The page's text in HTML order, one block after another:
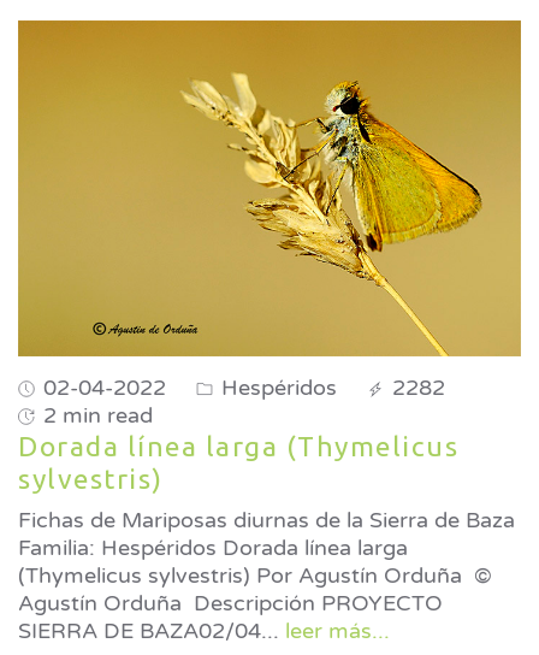
02-04-2022 Hespéridos
2282
2 min read
Dorada línea larga (Thymelicus
sylvestris)
Fichas de Mariposas diurnas de la Sierra de Baza
Familia: Hespéridos Dorada línea larga
(Thymelicus sylvestris) Por Agustín Orduña ©
Agustín Orduña Descripción PROYECTO
SIERRA DE BAZA02/04... leer más...